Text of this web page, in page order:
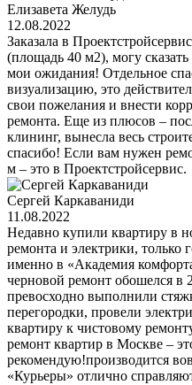
Елизавета Желудь
12.08.2022
Заказала в
(площадь 40 м2), могу
мои ожидания! Отдельное
визуализацию, это
свои пожелания и внести
ремонта. Еще из плюсов –
клининг, вынесла весь
спасибо! Если вам нужен
м – это в Проектстройсервис.
Сергей Каркаваниди
11.08.2022
Недавно купили квартиру в
ремонта и электрики, только
именно в «Академия
черновой ремонт обошелся в
превосходно выполнили
перегородки, провели
квартиру к чистовому
ремонт квартир в Москве –
рекомендую!производится
«Курьеры» отлично